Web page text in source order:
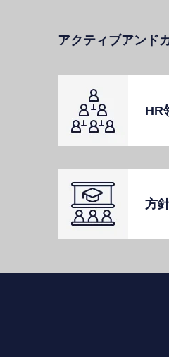
アクティブアンド
HR
⽅